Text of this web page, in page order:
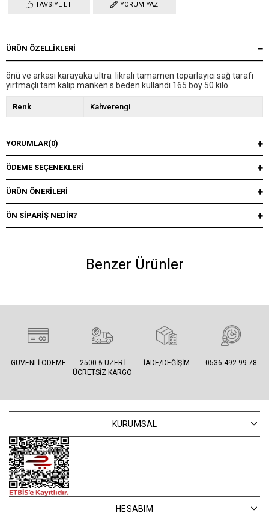
TAVSIYE ET YORUM YAZ
ÜRÜN ÖZELLIKLERI
önü ve arkası karayaka ultra likralı tamamen toparlayıcı sağ tarafı
yırtmaçlı tam kalıp manken s beden kullandı 165 boy 50 kilo
Renk Kahverengi
YORUMLAR(0)
ÖDEME SEÇENEKLERI
ÜRÜN ÖNERILERI
ÖN SIPARIŞ NEDIR?
Benzer Ürünler
GÜVENLI ÖDEME
2500 ₺ ÜZERI
ÜCRETSIZ KARGO
İADE/DEĞIŞIM 0536 492 99 78
KURUMSAL
HESABIM